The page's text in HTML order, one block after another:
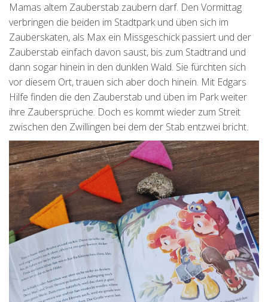
Mamas altem Zauberstab zaubern darf. Den Vormittag
verbringen die beiden im Stadtpark und üben sich im
Zauberskaten, als Max ein Missgeschick passiert und der
Zauberstab einfach davon saust, bis zum Stadtrand und
dann sogar hinein in den dunklen Wald. Sie fürchten sich
vor diesem Ort, trauen sich aber doch hinein. Mit Edgars
Hilfe finden die den Zauberstab und üben im Park weiter
ihre Zaubersprüche. Doch es kommt wieder zum Streit
zwischen den Zwillingen bei dem der Stab entzwei bricht.